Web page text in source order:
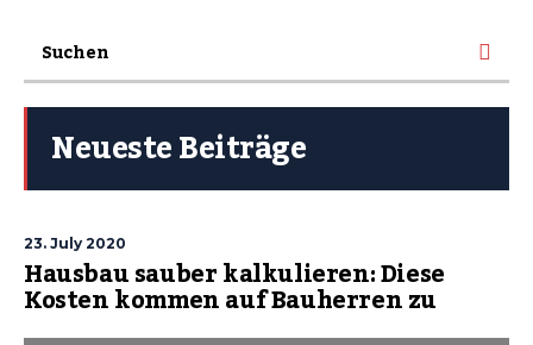
Neueste Beiträge
23. July 2020
Hausbau sauber kalkulieren: Diese
Kosten kommen auf Bauherren zu